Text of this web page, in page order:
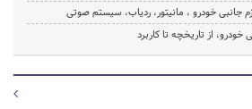
جانبی خودرو ، مانیتور، ردیاب، سیستم صوتی
از تاریخچه تا کاربرد